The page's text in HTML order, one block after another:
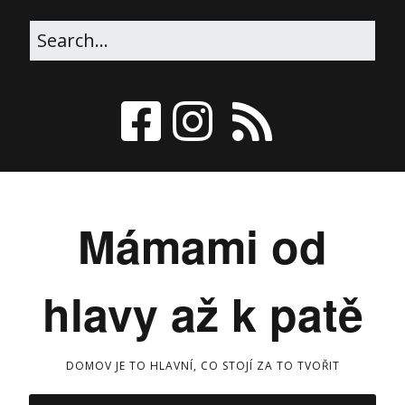
Mámami od
hlavy až k patě
DOMOV JE TO HLAVNÍ, CO STOJÍ ZA TO TVOŘIT